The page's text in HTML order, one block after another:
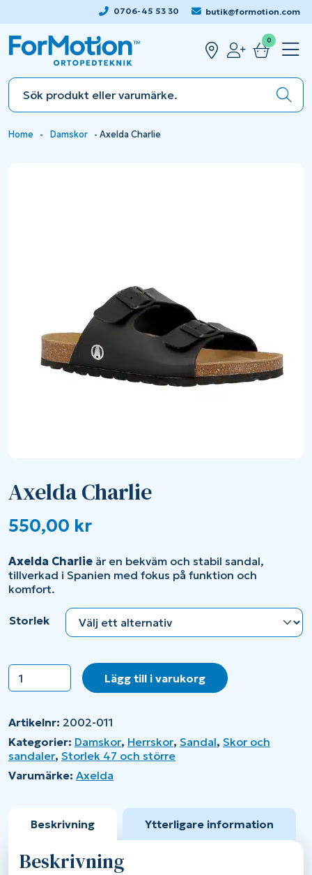
0706-45 53 30 butik@formotion.com
0
Home - Damskor -Axelda Charlie
Axelda Charlie
550,00 kr
Axelda Charlie är en bekväm och stabil sandal,
tillverkad i Spanien med fokus på funktion och
komfort.
Storlek
Axelda
Charlie
Lägg till i varukorg
Artikelnr: 2002-011
Kategorier: Damskor, Herrskor, Sandal, Skor och
sandaler, Storlek 47 och större
Varumärke: Axelda
Beskrivning Ytterligare information
Beskrivning